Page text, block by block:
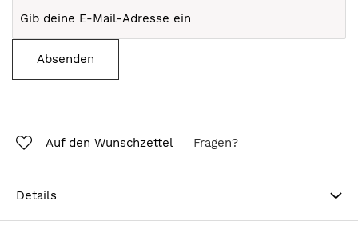
Absenden
Auf den Wunschzettel Fragen?
Details